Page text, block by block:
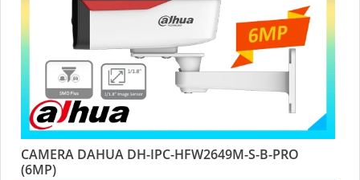
CAMERA DAHUA DH-IPC-HFW2649M-S-B-PRO
(6MP)